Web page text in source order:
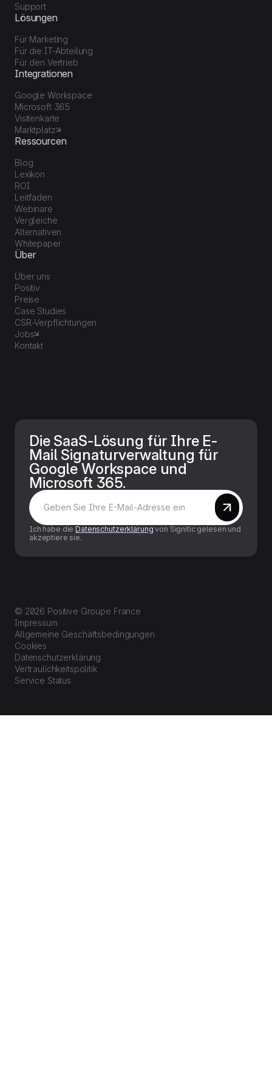
Support
Lösungen
Für Marketing
Für die IT-Abteilung
Für den Vertrieb
Integrationen
Google Workspace
Microsoft 365
Visitenkarte
Marktplatz
Ressourcen
Blog
Lexikon
ROI
Leitfaden
Webinare
Vergleiche
Alternativen
Whitepaper
Über
Über uns
Positiv
Preise
Case Studies
CSR-Verpflichtungen
Jobs
Kontakt
Die SaaS-Lösung für Ihre E-
Mail Signaturverwaltung für
Google Workspace und
Microsoft 365.
Ich habe dieDatenschutzerklärung von Signitic gelesen und
akzeptiere sie.
© 2026 Positive Groupe France
Impressum
Allgemeine Geschäftsbedingungen
Cookies
Datenschutzerklärung
Vertraulichkeitspolitik
Service Status